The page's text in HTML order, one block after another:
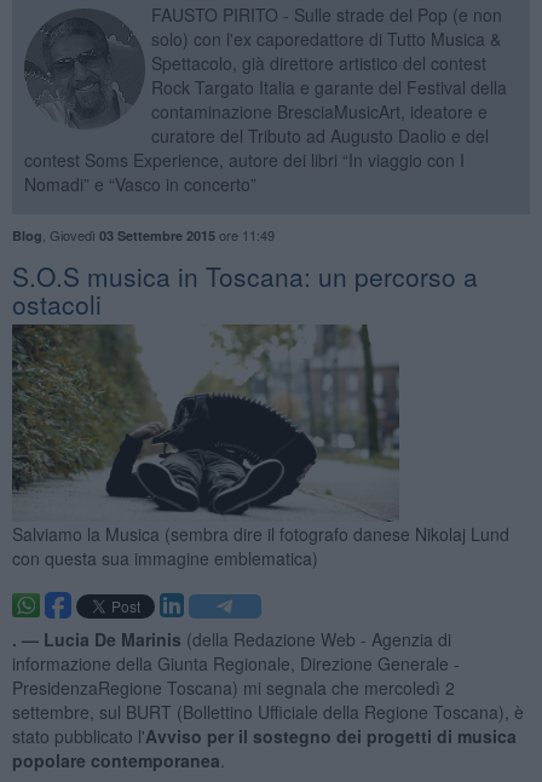
FAUSTO PIRITO - Sulle strade del Pop (e non
solo) con l'ex caporedattore di Tutto Musica &
Spettacolo, già direttore artistico del contest
Rock Targato Italia e garante del Festival della
contaminazione BresciaMusicArt, ideatore e
curatore del Tributo ad Augusto Daolio e del
contest Soms Experience, autore dei libri “In viaggio con I
Nomadi” e “Vasco in concerto”
Blog Giovedì 03 Settembre 2015ore 11:49
S.O.S musica in Toscana: un percorso a
ostacoli
Salviamo la Musica (sembra dire il fotografo danese Nikolaj Lund
con questa sua immagine emblematica)
. — Lucia De Marinis (della Redazione Web - Agenzia di
informazione della Giunta Regionale, Direzione Generale -
PresidenzaRegione Toscana) mi segnala che mercoledì 2
settembre, sul BURT (Bollettino Ufficiale della Regione Toscana), è
stato pubblicato l'Avviso per il sostegno dei progetti di musica
popolare contemporanea